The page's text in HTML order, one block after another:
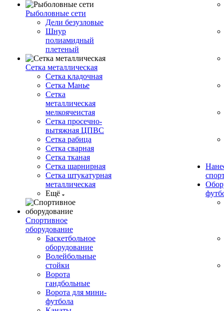
Рыболовные сети
Дели безузловые
Шнур
полиамидный
плетеный
Сетка металлическая
Сетка кладочная
Сетка Манье
Сетка
металлическая
мелкоячеистая
Сетка просечно-
вытяжная ЦПВС
Сетка рабица
Сетка сварная
Сетка тканая
Сетка шарнирная
Сетка штукатурная
металлическая
Ещё
Спортивное
оборудование
Баскетбольное
оборудование
Волейбольные
стойки
Ворота
гандбольные
Ворота для мини-
футбола